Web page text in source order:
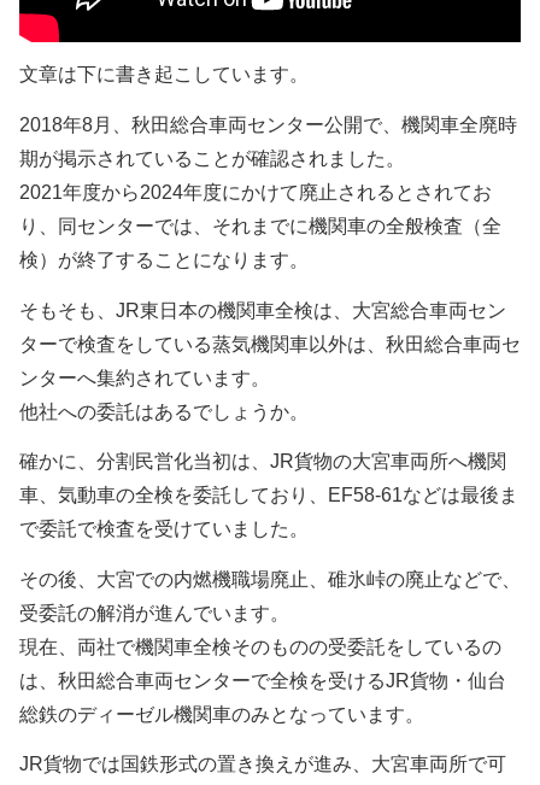
文章は下に書き起こしています。
2018年8月、秋田総合車両センター公開で、機関車全廃時
期が掲示されていることが確認されました。
2021年度から2024年度にかけて廃止されるとされてお
り、同センターでは、それまでに機関車の全般検査（全
検）が終了することになります。
そもそも、JR東日本の機関車全検は、大宮総合車両セン
ターで検査をしている蒸気機関車以外は、秋田総合車両セ
ンターへ集約されています。
他社への委託はあるでしょうか。
確かに、分割民営化当初は、JR貨物の大宮車両所へ機関
車、気動車の全検を委託しており、EF58-61などは最後ま
で委託で検査を受けていました。
その後、大宮での内燃機職場廃止、碓氷峠の廃止などで、
受委託の解消が進んでいます。
現在、両社で機関車全検そのものの受委託をしているの
は、秋田総合車両センターで全検を受けるJR貨物・仙台
総鉄のディーゼル機関車のみとなっています。
JR貨物では国鉄形式の置き換えが進み、大宮車両所で可